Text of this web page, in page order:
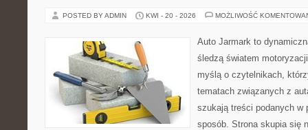
POSTED BY ADMIN KWI - 20 - 2026 MOŻLIWOŚĆ
Auto Jarmark to
śledzą światem
myślą o czytelnikach,
tematach związanych z
szukają treści podanych w
sposób. Strona skupia się